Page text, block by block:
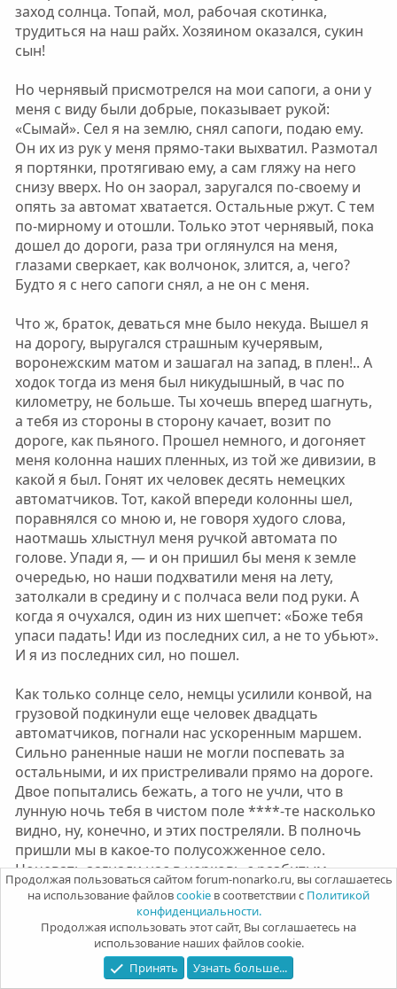
заход солнца. Топай, мол, рабочая скотинка,
трудиться на наш райх. Хозяином оказался, сукин
сын!
Но чернявый присмотрелся на мои сапоги, а они у
меня с виду были добрые, показывает рукой:
«Сымай». Сел я на землю, снял сапоги, подаю ему.
Он их из рук у меня прямо-таки выхватил. Размотал
я портянки, протягиваю ему, а сам гляжу на него
снизу вверх. Но он заорал, заругался по-своему и
опять за автомат хватается. Остальные ржут. С тем
по-мирному и отошли. Только этот чернявый, пока
дошел до дороги, раза три оглянулся на меня,
глазами сверкает, как волчонок, злится, а, чего?
Будто я с него сапоги снял, а не он с меня.
Что ж, браток, деваться мне было некуда. Вышел я
на дорогу, выругался страшным кучерявым,
воронежским матом и зашагал на запад, в плен!.. А
ходок тогда из меня был никудышный, в час по
километру, не больше. Ты хочешь вперед шагнуть,
а тебя из стороны в сторону качает, возит по
дороге, как пьяного. Прошел немного, и догоняет
меня колонна наших пленных, из той же дивизии, в
какой я был. Гонят их человек десять немецких
автоматчиков. Тот, какой впереди колонны шел,
поравнялся со мною и, не говоря худого слова,
наотмашь хлыстнул меня ручкой автомата по
голове. Упади я, — и он пришил бы меня к земле
очередью, но наши подхватили меня на лету,
затолкали в средину и с полчаса вели под руки. А
когда я очухался, один из них шепчет: «Боже тебя
упаси падать! Иди из последних сил, а не то убьют».
И я из последних сил, но пошел.
Как только солнце село, немцы усилили конвой, на
грузовой подкинули еще человек двадцать
автоматчиков, погнали нас ускоренным маршем.
Сильно раненные наши не могли поспевать за
остальными, и их пристреливали прямо на дороге.
Двое попытались бежать, а того не учли, что в
лунную ночь тебя в чистом поле ****-те насколько
видно, ну, конечно, и этих постреляли. В полночь
пришли мы в какое-то полусожженное село.
Ночевать загнали нас в церковь с разбитым
куполом. На каменном полу — ни клочка соломы, а
все мы без шинелей, в одних гимнастерках и
штанах, так что постелить и разу нечего. Кое на
ком даже и гимнастерок не было, одни бязевые
исподние рубашки. В большинстве это были
Продолжая пользоваться сайтом forum-nonarko.ru, вы соглашаетесь
на использование файловcookie в соответствии с Политикой
конфиденциальности.
Продолжая использовать этот сайт, Вы соглашаетесь на
использование наших файлов cookie.
Принять
Узнать больше...